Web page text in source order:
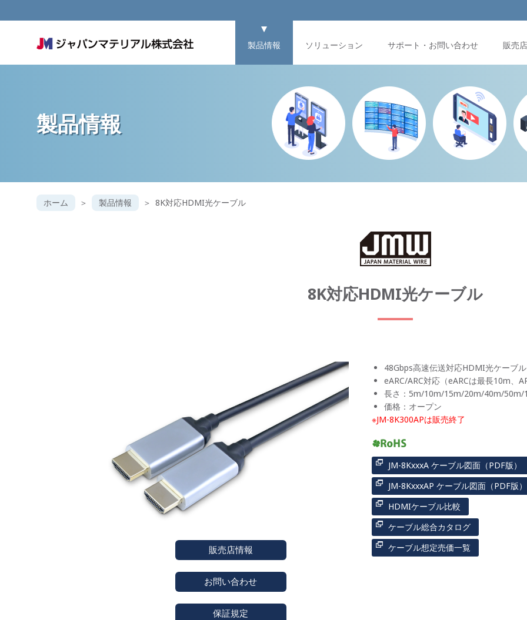
製品情報 ソリューション サポート・お問い合わせ 販売
製品情報
ホーム 製品情報 8K対応HDMI光ケーブル
8K対応HDMI光ケーブル
販売店情報
お問い合わせ
保証規定
48Gbps高速伝送対応HDMI光ケーブル
eARC/ARC対応（eARCは最長10m、
長さ：5m/10m/15m/20m/40m/50m/
価格：オープン
※JM-8K300APは販売終了
JM-8KxxxA ケーブル図面（PDF版）
JM-8KxxxAP ケーブル図面（PDF版）
HDMIケーブル比較
ケーブル総合カタログ
ケーブル想定売価一覧